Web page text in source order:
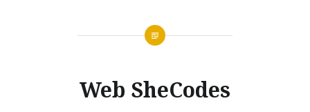
Web SheCodes